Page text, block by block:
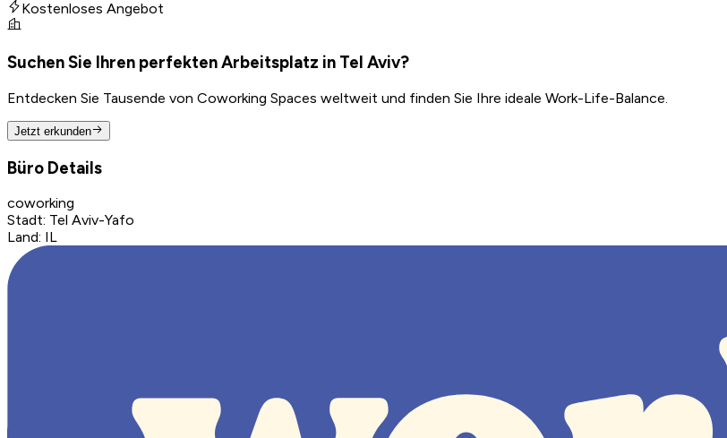
Kostenloses Angebot
Suchen Sie Ihren perfekten Arbeitsplatz in Tel Aviv?
Entdecken Sie Tausende von Coworking Spaces weltweit und finden Sie Ihre ideale Work-Life-Balance.
Jetzt erkunden
Büro Details
coworking
Stadt: Tel Aviv-Yafo
Land: IL